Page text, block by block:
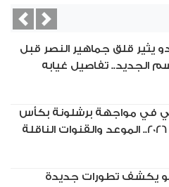
يثير قلق جماهير النصر قبل
الجديد.. تفاصيل غيابه
في مواجهة برشلونة بكأس
يكشف تطورات جديدة
Next